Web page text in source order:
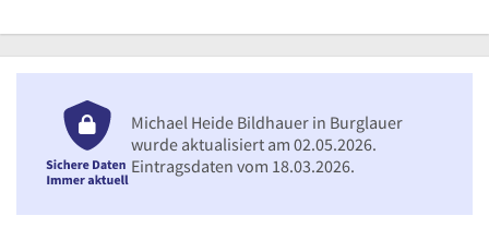
Michael Heide Bildhauer in Burglauer
wurde aktualisiert am 02.05.2026.
Eintragsdaten vom 18.03.2026.